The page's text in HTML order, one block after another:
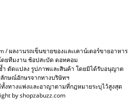
/ ผลงานรถเข็นขายของและเคาน์เตอร์ขายอาหาร
ดยทีมงาน ช้อปสะบัด ดอทคอม
ำ ดัดแปลง รูปภาพและสินค้า โดยมิได้รับอนุญาต
ลักษณ์อักษรจากทางบริษัทฯ
งทางแพ่งและอาญาตามที่กฎหมายระบุไว้สูงสุด
by shopzabuzz.com